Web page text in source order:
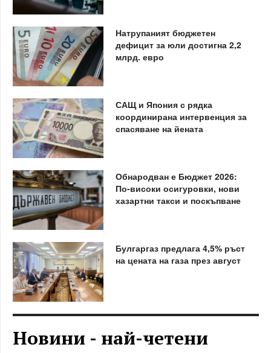
Натрупаният бюджетен
дефицит за юли достигна 2,2
млрд. евро
САЩ и Япония с рядка
координирана интервенция за
спасяване на йената
Обнародван е Бюджет 2026:
По-високи осигуровки, нови
хазартни такси и поскъпване
Булгаргаз предлага 4,5% ръст
на цената на газа през август
Новини - най-четени